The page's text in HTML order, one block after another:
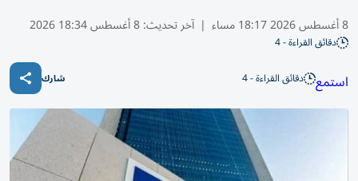
8 أغسطس 2026 18:17 مساء | آخر تحديث:8 أغسطس 18:34 2026
دقائق القراءة - 4
استمع دقائق القراءة - 4 شارك